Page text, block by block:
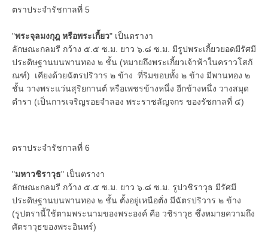
ตราประจำรัชกาลที่ 5
"พระจุลมงกุฎ หรือพระเกี้ยว" เป็นตรางา
ลักษณะกลมรี กว้าง ๕.๕ ซ.ม. ยาว ๖.๘ ซ.ม. มีรูปพระเกี้ยวยอดมีรัศมี
ประดิษฐานบนพานทอง ๒ ชั้น (หมายถึงพระเกี้ยวเจ้าฟ้าในคราวโสกั
ณฑ์) เคียงด้วยฉัตรปริวาร ๒ ข้าง ที่ริมขอบทั้ง ๒ ข้าง มีพานทอง ๒
ชั้น วางพระแว่นสุริยกานต์ หรือเพชรข้างหนึ่ง อีกข้างหนึ่ง วางสมุด
ตำรา (เป็นการเจริญรอยจำลอง พระราชลัญจกร ของรัชกาลที่ ๔)
ตราประจำรัชกาลที่ 6
"มหาวชิราวุธ" เป็นตรางา
ลักษณะกลมรี กว้าง ๕.๕ ซ.ม. ยาว ๖.๘ ซ.ม. รูปวชิราวุธ มีรัศมี
ประดิษฐานบนพานทอง ๒ ชั้น ตั้งอยู่เหนือตั่ง มีฉัตรปริวาร ๒ ข้าง
(รูปตรานี้ใช้ตามพระนามของพระองค์ คือ วชิราวุธ ซึ่งหมายความถึง
ศัตราวุธของพระอินทร์)